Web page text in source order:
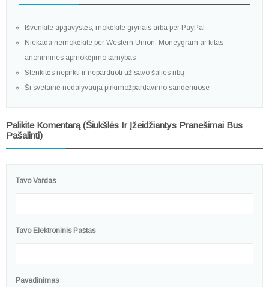
Išvenkite apgavystės, mokėkite grynais arba per PayPal
Niekada nemokėkite per Western Union, Moneygram ar kitas
anonimines apmokėjimo tarnybas
Stenkitės nepirkti ir neparduoti už savo šalies ribų
Ši svetainė nedalyvauja pirkimožpardavimo sandėriuose
Palikite Komentarą (šiukšlės Ir Įžeidžiantys Pranešimai Bus
Pašalinti)
Tavo Vardas
Tavo Elektroninis Paštas
Pavadinimas